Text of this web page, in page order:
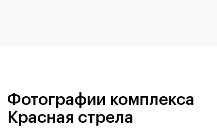
Фотографии комплекса
Красная стрела